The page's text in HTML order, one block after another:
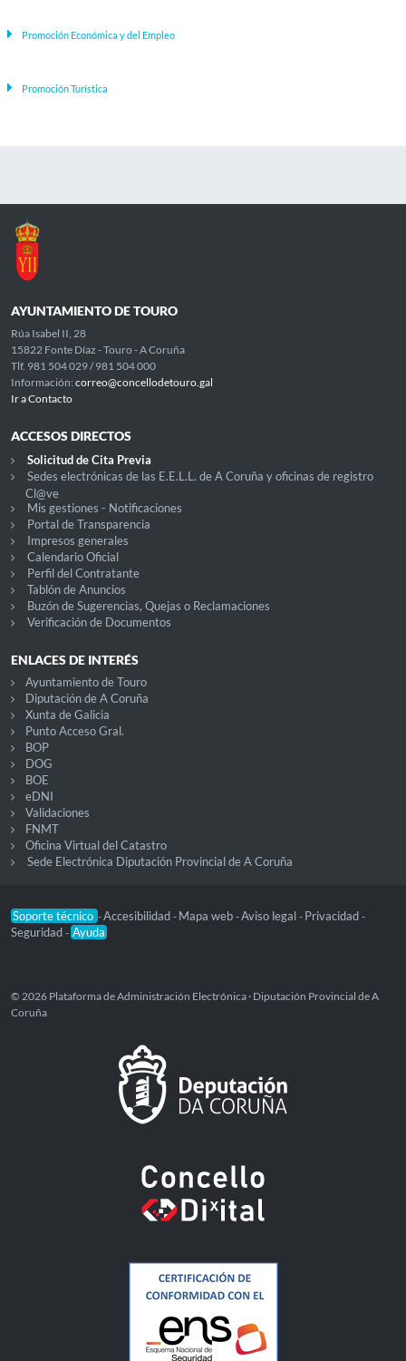
Promoción Económica y del Empleo
Promoción Turística
AYUNTAMIENTO DE TOURO
Rúa Isabel II, 28
15822 Fonte Díaz - Touro - A Coruña
Tlf. 981 504 029 / 981 504 000
Información: correo@concellodetouro.gal
Ir a Contacto
ACCESOS DIRECTOS
Solicitud de Cita Previa
Sedes electrónicas de las E.E.L.L. de A Coruña y oficinas de registro
Cl@ve
Mis gestiones - Notificaciones
Portal de Transparencia
Impresos generales
Calendario Oficial
Perfil del Contratante
Tablón de Anuncios
Buzón de Sugerencias, Quejas o Reclamaciones
Verificación de Documentos
ENLACES DE INTERÉS
Ayuntamiento de Touro
Diputación de A Coruña
Xunta de Galicia
Punto Acceso Gral.
BOP
DOG
BOE
eDNI
Validaciones
FNMT
Oficina Virtual del Catastro
Sede Electrónica Diputación Provincial de A Coruña
Soporte técnico -Accesibilidad - Mapa web -Aviso legal - Privacidad -
Seguridad - Ayuda
© 2026 Plataforma de Administración Electrónica · Diputación Provincial de A
Coruña